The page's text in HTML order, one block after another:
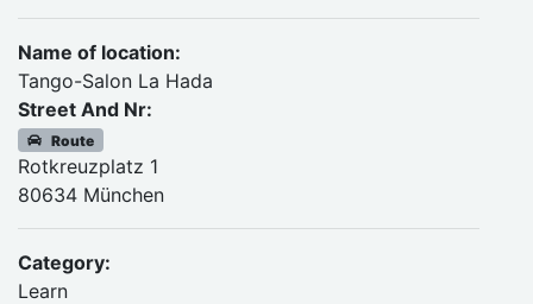
Name of location:
Tango-Salon La Hada
Street And Nr:
Route
Rotkreuzplatz 1
80634 München
Category:
Learn